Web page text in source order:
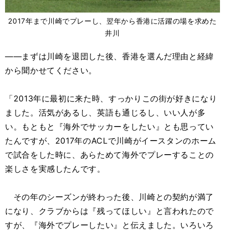
2017年まで川崎でプレーし、翌年から香港に活躍の場を求めた
井川
――まずは川崎を退団した後、香港を選んだ理由と経緯
から聞かせてください。
「2013年に最初に来た時、すっかりこの街が好きになり
ました。活気があるし、英語も通じるし、いい人が多
い。もともと『海外でサッカーをしたい』とも思ってい
たんですが、2017年のACLで川崎がイースタンのホーム
で試合をした時に、あらためて海外でプレーすることの
楽しさを実感したんです。
その年のシーズンが終わった後、川崎との契約が満了
になり、クラブからは『残ってほしい』と言われたので
すが、『海外でプレーしたい』と伝えました。いろいろ